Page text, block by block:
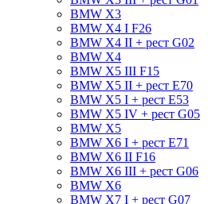
BMW X3
BMW X4 I F26
BMW X4 II + рест G02
BMW X4
BMW X5 III F15
BMW X5 II + рест E70
BMW X5 I + рест E53
BMW X5 IV + рест G05
BMW X5
BMW X6 I + рест E71
BMW X6 II F16
BMW X6 III + рест G06
BMW X6
BMW X7 I + рест G07